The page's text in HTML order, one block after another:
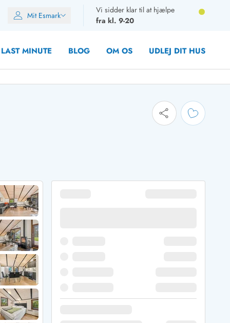
Mit Esmark
Vi sidder klar til at hjælpe
fra kl. 9-20
LAST MINUTE BLOG OM OS UDLEJ DIT HUS